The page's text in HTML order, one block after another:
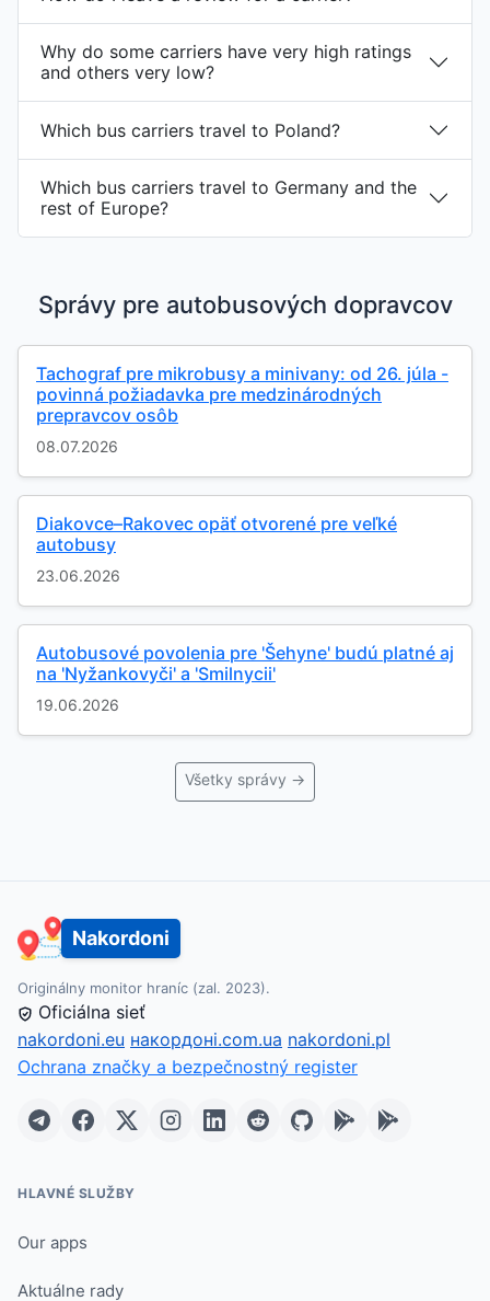
Why do some carriers have very high ratings
and others very low?
Which bus carriers travel to Poland?
Which bus carriers travel to Germany and the
rest of Europe?
Správy pre autobusových dopravcov
Tachograf pre mikrobusy a minivany: od 26. júla -
povinná požiadavka pre medzinárodných
prepravcov osôb
08.07.2026
Diakovce–Rakovec opäť otvorené pre veľké
autobusy
23.06.2026
Autobusové povolenia pre 'Šehyne' budú platné aj
na 'Nyžankovyči' a 'Smilnycii'
19.06.2026
Všetky správy →
Nakordoni
Originálny monitor hraníc (zal. 2023).
Oficiálna sieť
nakordoni.eu накордоні.com.ua nakordoni.pl
Ochrana značky a bezpečnostný register
HLAVNÉ SLUŽBY
Our apps
Aktuálne rady